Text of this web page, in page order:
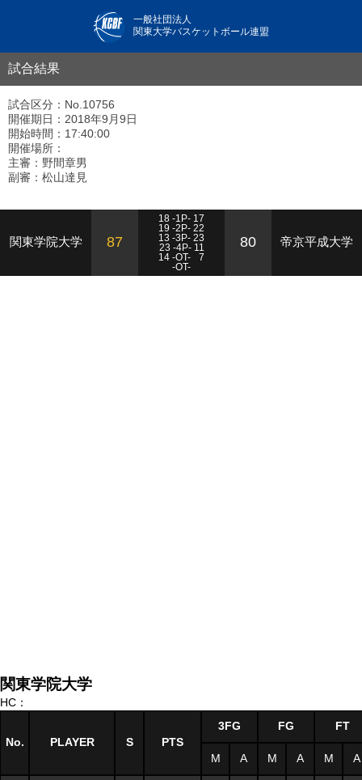
一般社団法人
関東大学バスケットボール連盟
試合結果
試合区分：No.10756
開催期日：2018年9月9日
開始時間：17:40:00
開催場所：
主審：野間章男
副審：松山達見
関東学院大学 87
18 -1P- 17
19 -2P- 22
13 -3P- 23
23 -4P- 11
14 -OT-
7
-OT-
80 帝京平成大学
関東学院大学
HC：
No. PLAYER S PTS
3FG FG FT
M A M A M A